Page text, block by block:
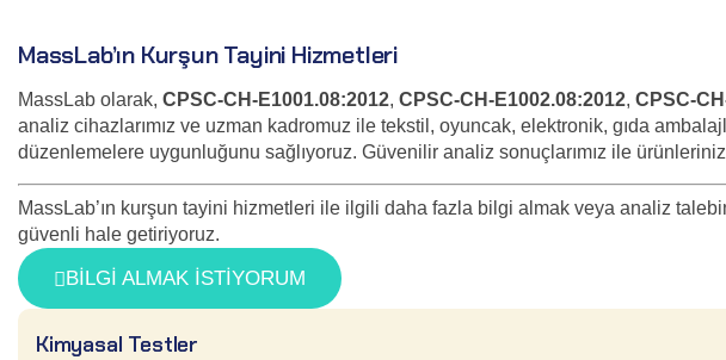
MassLab’ın Kurşun Tayini Hizmetleri
MassLab olarak, CPSC-CH-E1001.08:2012, CPSC-CH-E1002.08:2012, CPSC-
analiz cihazlarımız ve uzman kadromuz ile tekstil, oyuncak, elektronik, gıda
düzenlemelere uygunluğunu sağlıyoruz. Güvenilir analiz sonuçlarımız ile
MassLab’ın kurşun tayini hizmetleri ile ilgili daha fazla bilgi almak veya analiz
güvenli hale getiriyoruz.
BİLGİ ALMAK İSTİYORUM
Kimyasal Testler